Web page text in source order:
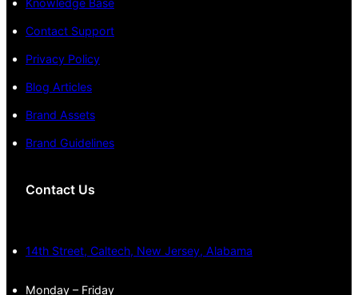
Knowledge Base
Contact Support
Privacy Policy
Blog Articles
Brand Assets
Brand Guidelines
Contact Us
14th Street, Caltech, New Jersey, Alabama
Monday – Friday